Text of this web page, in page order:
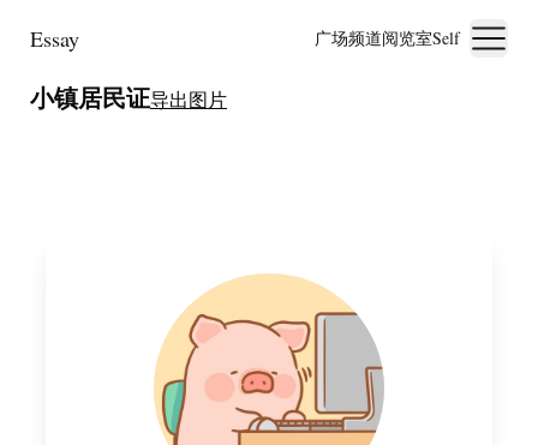
Essay 广场频道阅览室Self
小镇居民证导出图片